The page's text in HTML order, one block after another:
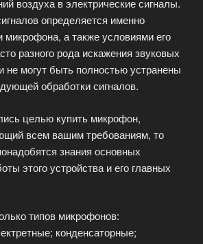
воздуха в электрические сигналы.
определяется именно
микрофона, а также условиями его
разного рода искажения звуковых
не могут быть полностью устранены
обработки сигналов.
целью купить микрофон,
всем вашим требованиям, то
знания основных
этого устройства и его главных
типов микрофонов:
конденсаторные;